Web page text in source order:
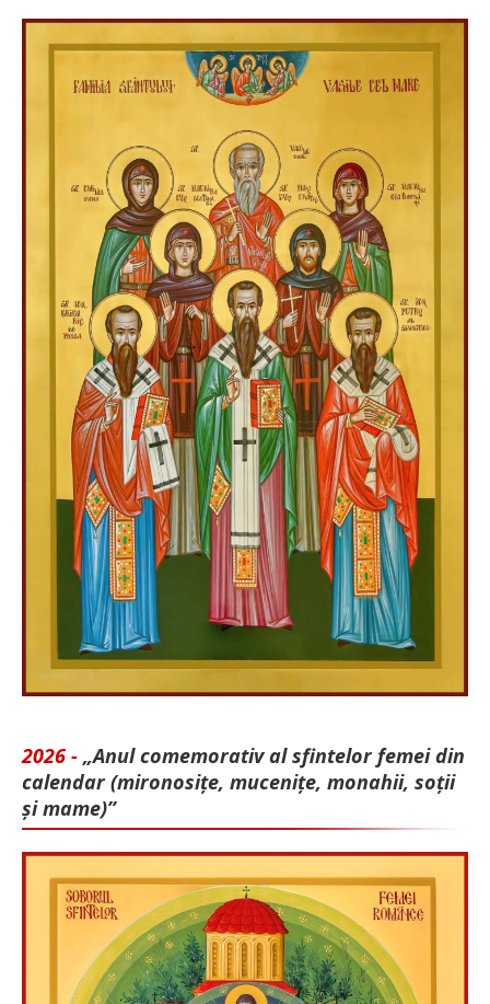
2026 - „Anul comemorativ al sfintelor femei din
calendar (mironosițe, mu­cenițe, monahii, soții
și mame)”